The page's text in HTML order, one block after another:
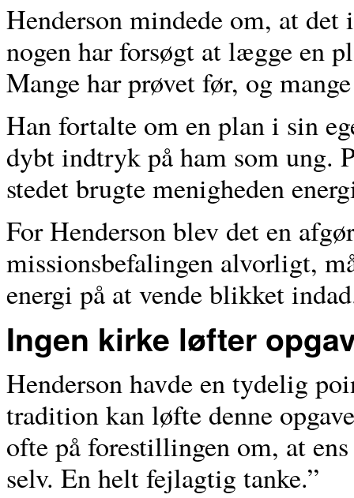
Henderson mindede om, at
nogen har forsøgt at lægge en
Mange har prøvet før, og
Han fortalte om en plan i sin
dybt indtryk på ham som ung.
stedet brugte menigheden
For Henderson blev det en
missionsbefalingen alvorligt,
energi på at vende blikket
Ingen kirke løfter
Henderson havde en tydelig
tradition kan løfte denne
ofte på forestillingen om, at
selv. En helt fejlagtig tanke.”